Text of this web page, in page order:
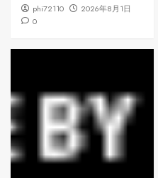
phi72110
2026年8月1日
0